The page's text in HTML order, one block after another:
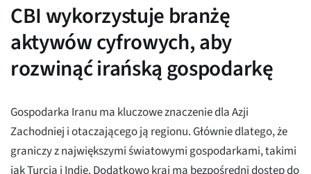
CBI wykorzystuje branżę
aktywów cyfrowych, aby
rozwinąć irańską gospodarkę
Gospodarka Iranu ma kluczowe znaczenie dla Azji
Zachodniej i otaczającego ją regionu. Głównie dlatego, że
graniczy z największymi światowymi gospodarkami, takimi
jak Turcja i Indie. Dodatkowo kraj ma bezpośredni dostęp do